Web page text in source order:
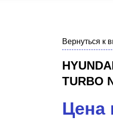
Вернуться к
TURBO
Цена